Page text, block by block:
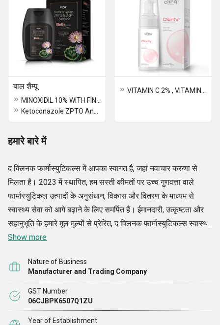
बाल शैम्पू
हमारे बारे में
द क्लिनक फार्मास्युटिकल्स में आपका स्वागत है, जहां नवाचार करुणा से
मिलता है। 2023 में स्थापित, हम सस्ती कीमतों पर उच्च गुणवत्ता वाले
फार्मास्युटिकल उत्पादों के अनुसंधान, विकास और वितरण के माध्यम से
स्वास्थ्य सेवा को आगे बढ़ाने के लिए समर्पित हैं। ईमानदारी, उत्कृष्टता और
सहानुभूति के हमारे मूल मूल्यों से प्रेरित, द क्लिनक फार्मास्युटिकल्स स्वास्थ्य
सेवा में एक विश्वसनीय भागीदार बनने का प्रयास करता है, पारदर्शिता और
और हितधारकों के साथ विश्वास बनाने में मूलभूत बातें हैं। हमारी समर्पित टीम
अत्याधुनिक प्रौद्योगिकी का लाभ उठाने और नवीनतम वैज्ञानिक खोजों के
साथ उच्चतम विनियामक मानकों का पालन करके उपलब्धियों पर आगे बढ़ती
है ताकि ऐसे समाधान तैयार किए जा सकें जो आज की सबसे अधिक दबाव
वाली स्वास्थ्य चुनौतियों का समाधान करते हैं।
Show more
Nature of Business
Manufacturer and Trading Company
GST Number
06CJBPK6507Q1ZU
Year of Establishment